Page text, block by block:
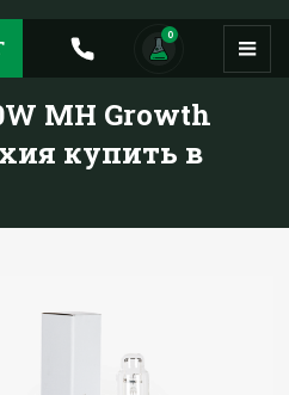
0
MH Growth
купить в